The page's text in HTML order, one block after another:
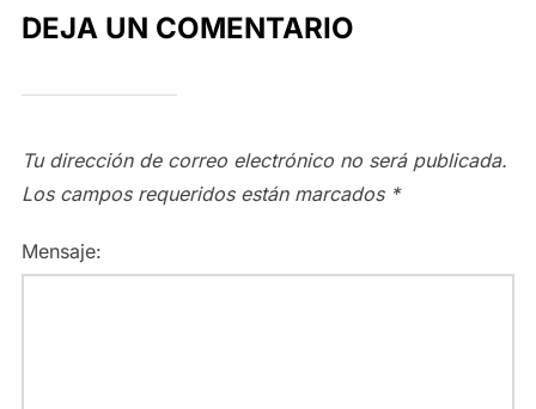
DEJA UN COMENTARIO
Tu dirección de correo electrónico no será publicada.
Los campos requeridos están marcados *
Mensaje: